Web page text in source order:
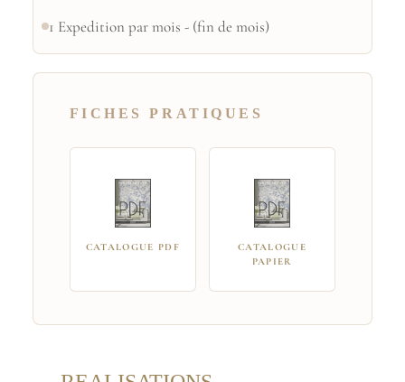
1 Expedition par mois - (fin de mois)
FICHES PRATIQUES
CATALOGUE PDF
CATALOGUE
PAPIER